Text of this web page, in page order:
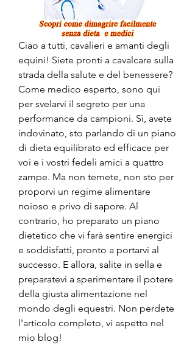
Ciao a tutti, cavalieri e amanti degli
equini! Siete pronti a cavalcare sulla
strada della salute e del benessere?
Come medico esperto, sono qui
per svelarvi il segreto per una
performance da campioni. Sì, avete
indovinato, sto parlando di un piano
di dieta equilibrato ed efficace per
voi e i vostri fedeli amici a quattro
zampe. Ma non temete, non sto per
proporvi un regime alimentare
noioso e privo di sapore. Al
contrario, ho preparato un piano
dietetico che vi farà sentire energici
e soddisfatti, pronto a portarvi al
successo. E allora, salite in sella e
preparatevi a sperimentare il potere
della giusta alimentazione nel
mondo degli equestri. Non perdete
l'articolo completo, vi aspetto nel
mio blog!